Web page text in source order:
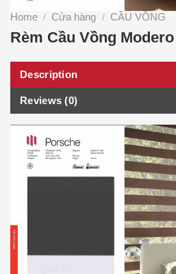
Home / Cửa hàng / CẦU VỒNG
Rèm Cầu Vồng
Description
Reviews (0)